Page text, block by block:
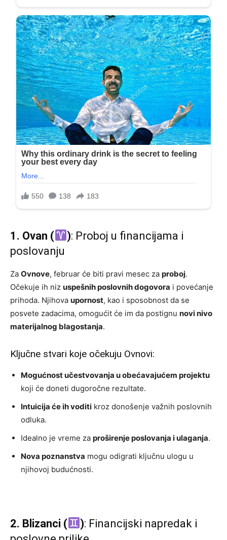
1. Ovan ( ): Proboj u financijama i
poslovanju
Za Ovnove, februar će biti pravi mesec za proboj.
Očekuje ih niz uspešnih poslovnih dogovora i povećanje
prihoda. Njihova upornost, kao i sposobnost da se
posvete zadacima, omogućit će im da postignu novi nivo
materijalnog blagostanja.
Ključne stvari koje očekuju Ovnovi:
Mogućnost učestvovanja u obećavajućem projektu
koji će doneti dugoročne rezultate.
Intuicija će ih voditi kroz donošenje važnih poslovnih
odluka.
Idealno je vreme za proširenje poslovanja i ulaganja.
Nova poznanstva mogu odigrati ključnu ulogu u
njihovoj budućnosti.
2. Blizanci ( ): Financijski napredak i